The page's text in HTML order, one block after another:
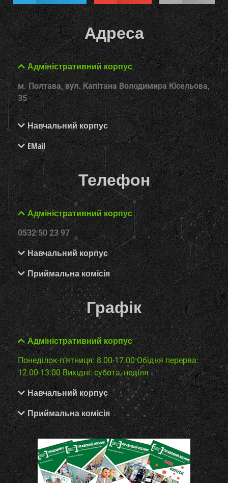
Адреса
Адміністративний корпус
м. Полтава, вул. Капітана Володимира Кісельова,
35
Навчальний корпус
EMail
Телефон
Адміністративний корпус
0532 50 23 97
Навчальний корпус
Приймальна комісія
Графік
Адміністративний корпус
Понеділок-п’ятниця: 8.00-17.00 Обідня перерва:
12.00-13.00 Вихідні: субота, неділя
Навчальний корпус
Приймальна комісія